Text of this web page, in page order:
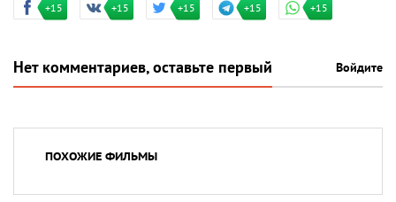
+15 +15 +15 +15 +15
Нет комментариев, оставьте первый Войдите
ПОХОЖИЕ ФИЛЬМЫ